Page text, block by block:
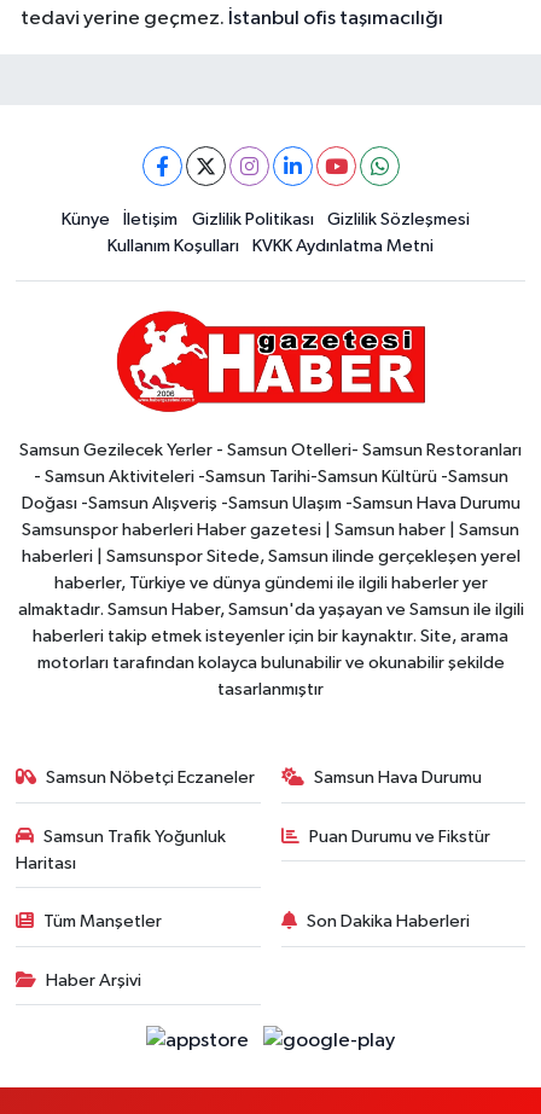
tedavi yerine geçmez. İstanbul ofis taşımacılığı
Künye İletişim Gizlilik Politikası
Gizlilik Sözleşmesi
Kullanım Koşulları
KVKK Aydınlatma Metni
Samsun Gezilecek Yerler - Samsun Otelleri- Samsun Restoranları
- Samsun Aktiviteleri -Samsun Tarihi-Samsun Kültürü -Samsun
Doğası -Samsun Alışveriş -Samsun Ulaşım -Samsun Hava Durumu
Samsunspor haberleri Haber gazetesi | Samsun haber | Samsun
haberleri | Samsunspor Sitede, Samsun ilinde gerçekleşen yerel
haberler, Türkiye ve dünya gündemi ile ilgili haberler yer
almaktadır. Samsun Haber, Samsun'da yaşayan ve Samsun ile ilgili
haberleri takip etmek isteyenler için bir kaynaktır. Site, arama
motorları tarafından kolayca bulunabilir ve okunabilir şekilde
tasarlanmıştır
Samsun Nöbetçi Eczaneler Samsun Hava Durumu
Samsun Trafik Yoğunluk
Haritası
Puan Durumu ve Fikstür
Tüm Manşetler Son Dakika Haberleri
Haber Arşivi